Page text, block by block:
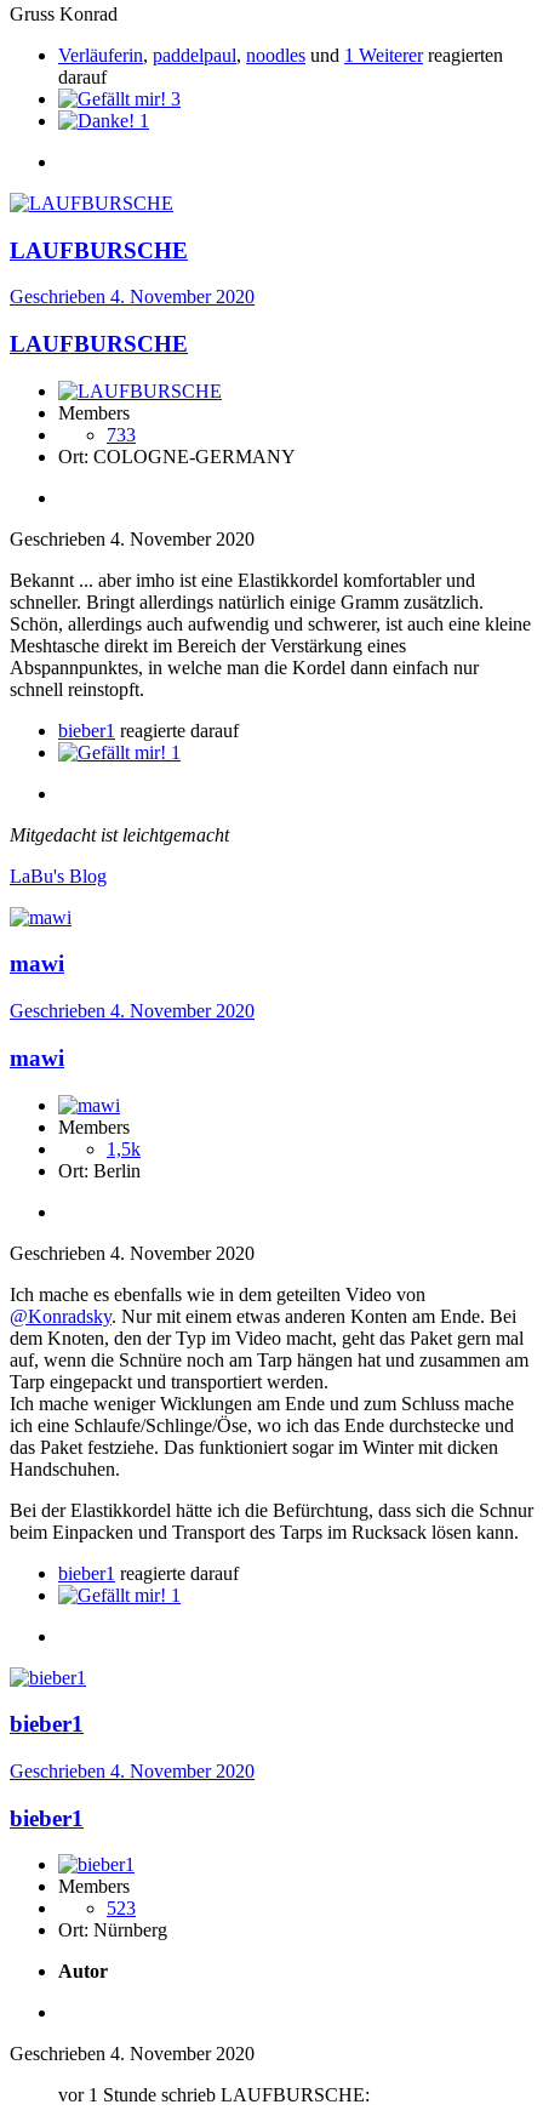
Gruss Konrad
Verläuferin, paddelpaul, noodles und 1 Weitererreagierten
darauf
3
1
LAUFBURSCHE
Geschrieben 4. November 2020
LAUFBURSCHE
Members
733
Ort: COLOGNE-GERMANY
Geschrieben 4. November 2020
Bekannt ... aber imho ist eine Elastikkordel komfortabler und
schneller. Bringt allerdings natürlich einige Gramm zusätzlich.
Schön, allerdings auch aufwendig und schwerer, ist auch eine kleine
Meshtasche direkt im Bereich der Verstärkung eines
Abspannpunktes, in welche man die Kordel dann einfach nur
schnell reinstopft.
bieber1 reagierte darauf
1
Mitgedacht ist leichtgemacht
LaBu's Blog
mawi
Geschrieben 4. November 2020
mawi
Members
1,5k
Ort: Berlin
Geschrieben 4. November 2020
Ich mache es ebenfalls wie in dem geteilten Video von
@Konradsky. Nur mit einem etwas anderen Konten am Ende. Bei
dem Knoten, den der Typ im Video macht, geht das Paket gern mal
auf, wenn die Schnüre noch am Tarp hängen hat und zusammen am
Tarp eingepackt und transportiert werden.
Ich mache weniger Wicklungen am Ende und zum Schluss mache
ich eine Schlaufe/Schlinge/Öse, wo ich das Ende durchstecke und
das Paket festziehe. Das funktioniert sogar im Winter mit dicken
Handschuhen.
Bei der Elastikkordel hätte ich die Befürchtung, dass sich die Schnur
beim Einpacken und Transport des Tarps im Rucksack lösen kann.
bieber1 reagierte darauf
1
bieber1
Geschrieben 4. November 2020
bieber1
Members
523
Ort: Nürnberg
Autor
Geschrieben 4. November 2020
vor 1 Stunde schrieb LAUFBURSCHE: